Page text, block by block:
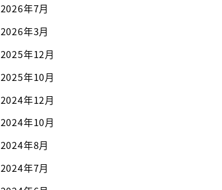
2026年7月
2026年3月
2025年12月
2025年10月
2024年12月
2024年10月
2024年8月
2024年7月